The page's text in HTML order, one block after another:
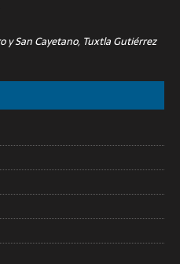
y San Cayetano, Tuxtla Gutiérrez